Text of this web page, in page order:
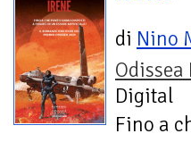
di Nino
Odissea
Digital
Fino a